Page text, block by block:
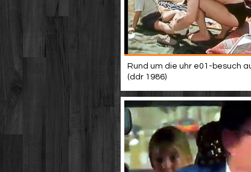
Rund um die uhr e01-besuch
(ddr 1986)